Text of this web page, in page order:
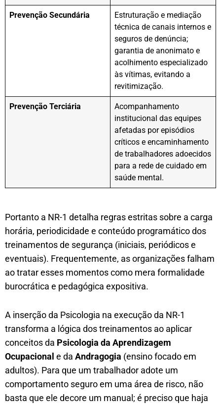
Prevenção Secundária
Estruturação e mediação
técnica de canais internos e
seguros de denúncia;
garantia de anonimato e
acolhimento especializado
às vítimas, evitando a
revitimização.
Prevenção Terciária
Acompanhamento
institucional das equipes
afetadas por episódios
críticos e encaminhamento
de trabalhadores adoecidos
para a rede de cuidado em
saúde mental.
Portanto a NR-1 detalha regras estritas sobre a carga
horária, periodicidade e conteúdo programático dos
treinamentos de segurança (iniciais, periódicos e
eventuais). Frequentemente, as organizações falham
ao tratar esses momentos como mera formalidade
burocrática e pedagógica expositiva.
A inserção da Psicologia na execução da NR-1
transforma a lógica dos treinamentos ao aplicar
conceitos da Psicologia da Aprendizagem
Ocupacional e da Andragogia (ensino focado em
adultos). Para que um trabalhador adote um
comportamento seguro em uma área de risco, não
basta que ele decore um manual; é preciso que haja